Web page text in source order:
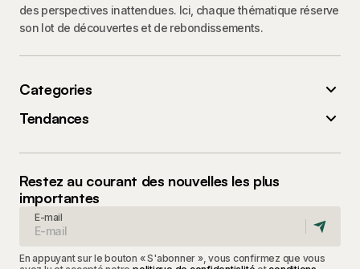
des perspectives inattendues. Ici, chaque thématique réserve
son lot de découvertes et de rebondissements.
Categories
Tendances
Restez au courant des nouvelles les plus
importantes
E-mail
En appuyant sur le bouton « S'abonner », vous confirmez que vous